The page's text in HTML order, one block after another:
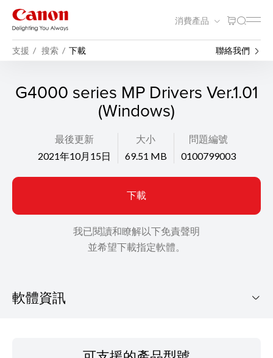
消費產品
支援 搜索 下載 聯絡我們
G4000 series MP Drivers Ver.1.01
(Windows)
最後更新
2021年10月15日
大小
69.51 MB
問題編號
0100799003
下載
我已閱讀和瞭解以下免責聲明
並希望下載指定軟體。
軟體資訊